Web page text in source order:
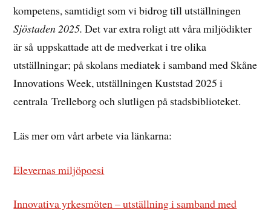
kompetens, samtidigt som vi bidrog till utställningen
Sjöstaden 2025.Det var extra roligt att våra miljödikter
är så uppskattade att de medverkat i tre olika
utställningar; på skolans mediatek i samband med Skåne
Innovations Week, utställningen Kuststad 2025 i
centrala Trelleborg och slutligen på stadsbiblioteket.
Läs mer om vårt arbete via länkarna:
Elevernas miljöpoesi
Innovativa yrkesmöten – utställning i samband med